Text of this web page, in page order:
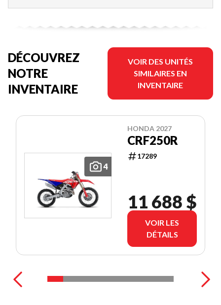
DÉCOUVREZ
NOTRE
INVENTAIRE
VOIR DES UNITÉS
SIMILAIRES EN
INVENTAIRE
4
HONDA 2027
CRF250R
17289
11 688 $
VOIR LES
DÉTAILS